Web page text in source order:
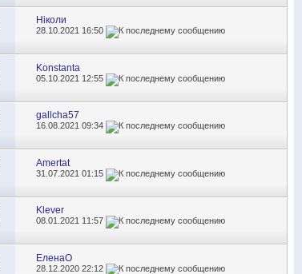
Ніколи
28.10.2021 16:50
Konstanta
05.10.2021 12:55
gallcha57
16.08.202109:34
Amertat
31.07.202101:15
Klever
08.01.2021 11:57
ЕленаО
28.12.202022:12